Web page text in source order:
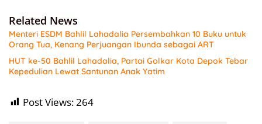
Related News
Menteri ESDM Bahlil Lahadalia Persembahkan 10 Buku untuk
Orang Tua, Kenang Perjuangan Ibunda sebagai ART
HUT ke-50 Bahlil Lahadalia, Partai Golkar Kota Depok Tebar
Kepedulian Lewat Santunan Anak Yatim
Post Views: 264